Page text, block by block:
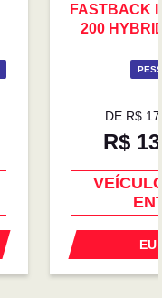
FASTBACK
200
DE R$
R$
SUPER
EU